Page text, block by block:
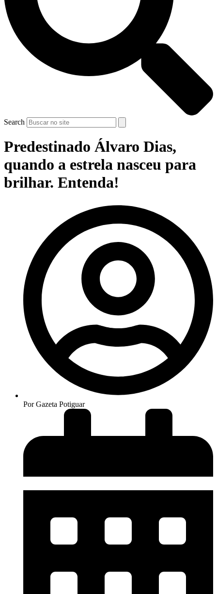
Search
Predestinado Álvaro Dias,
quando a estrela nasceu para
brilhar. Entenda!
PorGazeta Potiguar